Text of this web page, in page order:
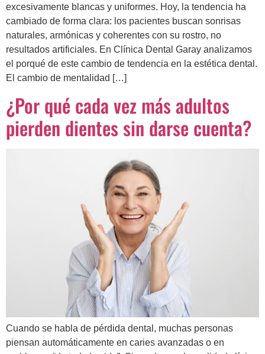
excesivamente blancas y uniformes. Hoy, la tendencia ha
cambiado de forma clara: los pacientes buscan sonrisas
naturales, armónicas y coherentes con su rostro, no
resultados artificiales. En Clínica Dental Garay analizamos
el porqué de este cambio de tendencia en la estética dental.
El cambio de mentalidad […]
¿Por qué cada vez más adultos
pierden dientes sin darse cuenta?
Cuando se habla de pérdida dental, muchas personas
piensan automáticamente en caries avanzadas o en